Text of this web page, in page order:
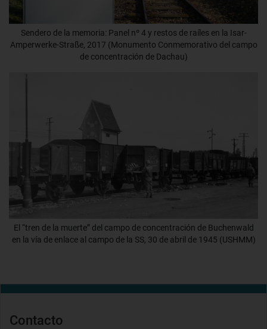
Sendero de la memoria: Panel nº 4 y restos de raíles en la Isar-
Amperwerke-Straße, 2017 (Monumento Conmemorativo del campo
de concentración de Dachau)
El “tren de la muerte” del campo de concentración de Buchenwald
en la vía de enlace al campo de la SS, 30 de abril de 1945 (USHMM)
Contacto